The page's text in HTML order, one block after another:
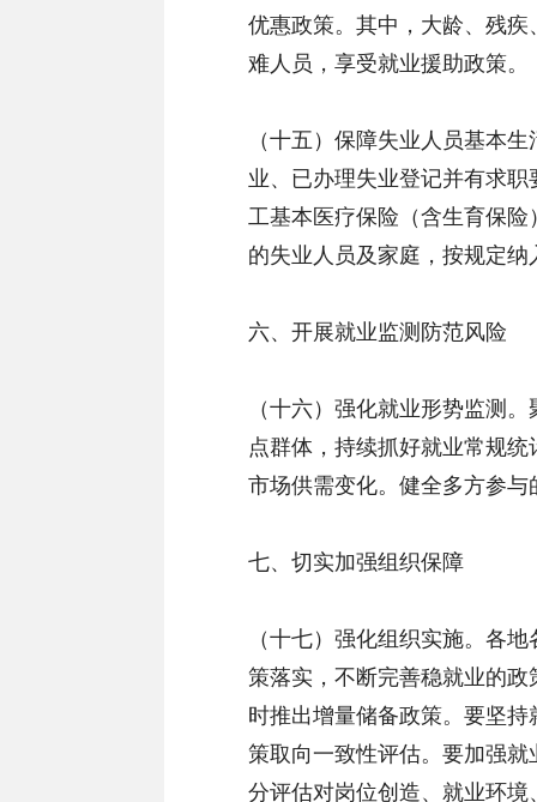
优惠政策。其中，大龄、残
难人员，享受就业援助政策。
（十五）保障失业人员基本
业、已办理失业登记并有求
工基本医疗保险（含生育保
的失业人员及家庭，按规定
六、开展就业监测防范风险
（十六）强化就业形势监测
点群体，持续抓好就业常规
市场供需变化。健全多方参
七、切实加强组织保障
（十七）强化组织实施。各
策落实，不断完善稳就业的
时推出增量储备政策。要坚
策取向一致性评估。要加强
分评估对岗位创造、就业环